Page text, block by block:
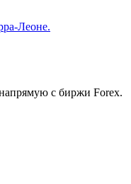
Леоне.
с биржи Forex.